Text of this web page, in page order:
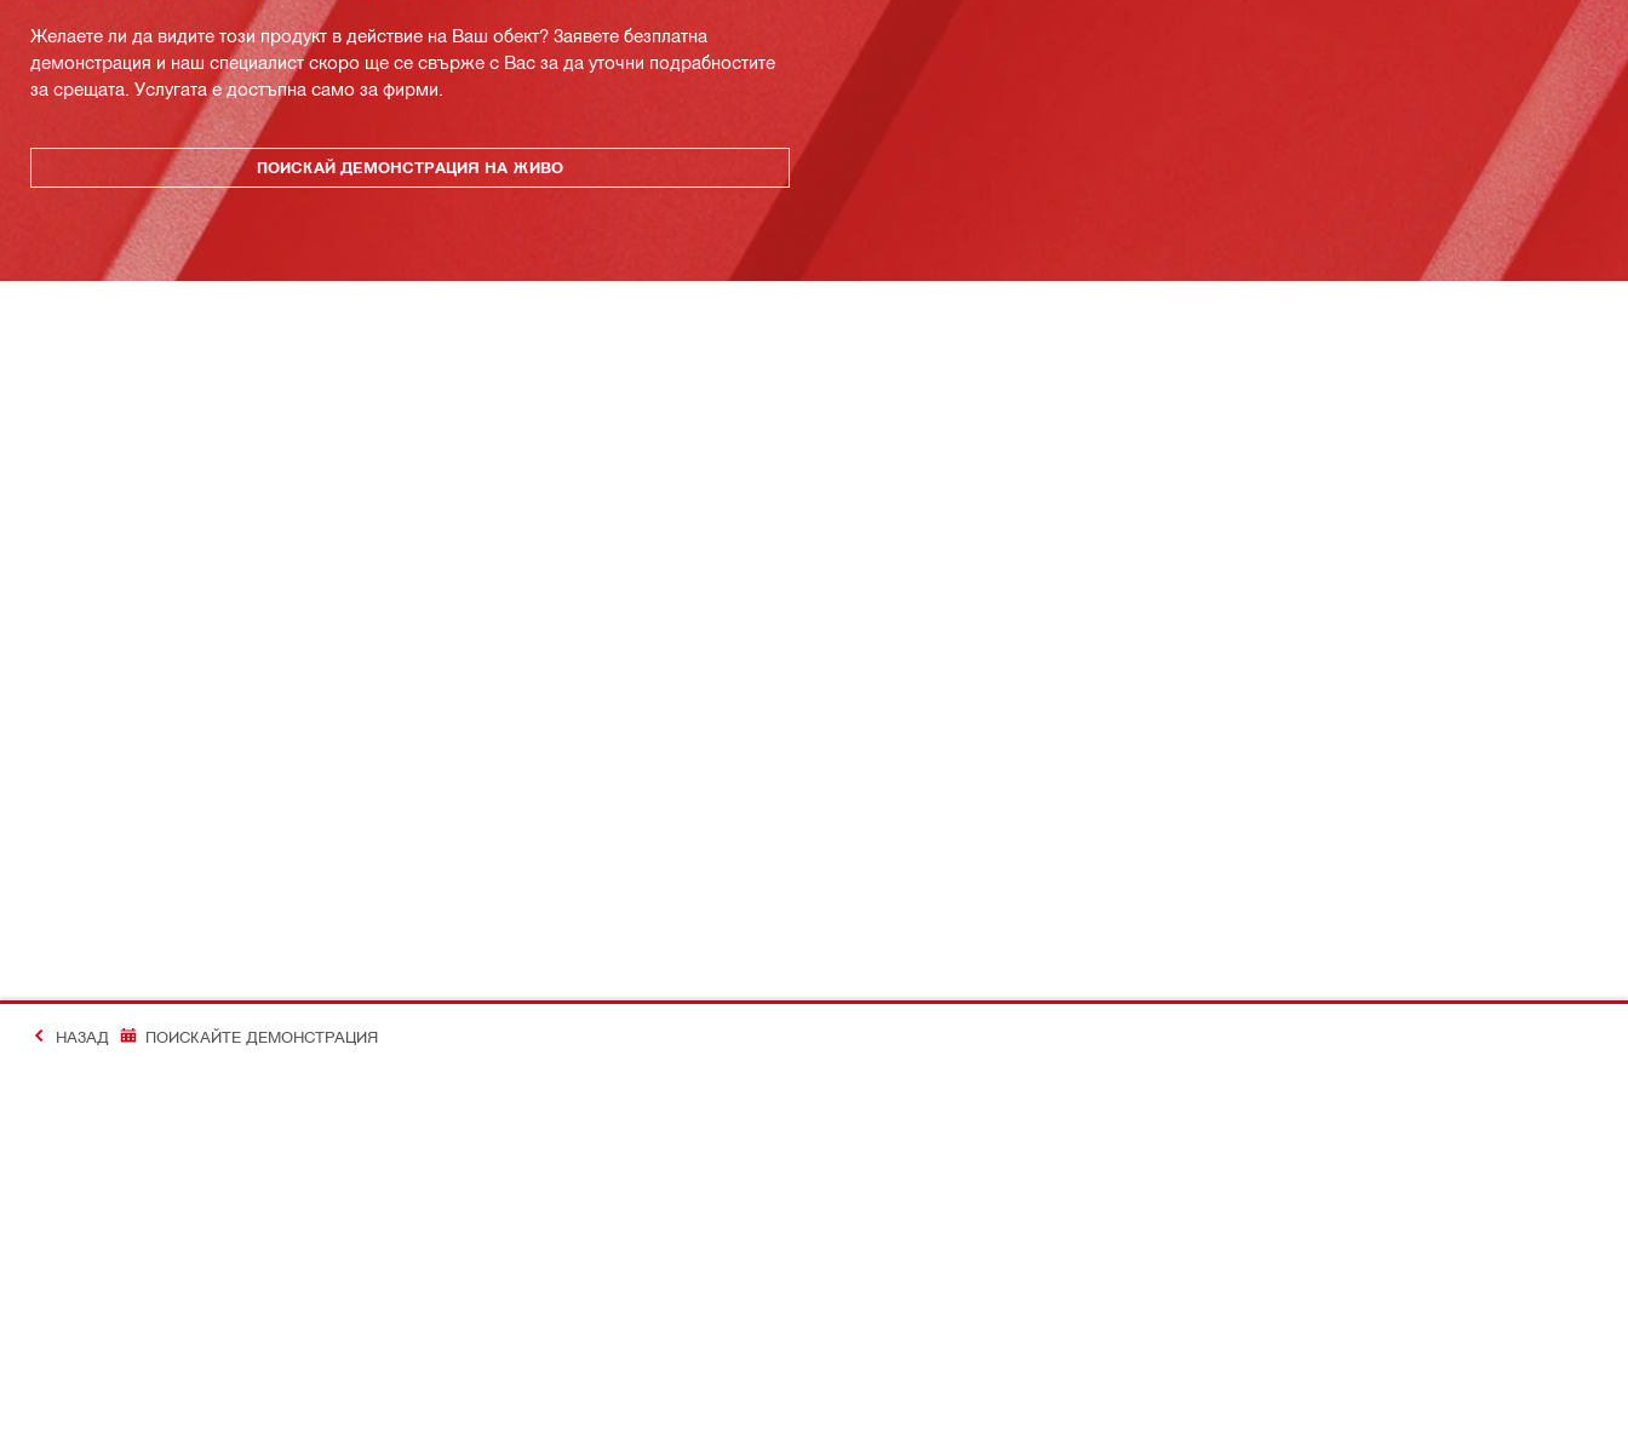
Желаете ли да видите този продукт в действие на Ваш обект? Заявете безплатна
демонстрация и наш специалист скоро ще се свърже с Вас за да уточни подрабностите
за срещата. Услугата е достъпна само за фирми.
ПОИСКАЙ ДЕМОНСТРАЦИЯ НА ЖИВО
НАЗАД ПОИСКАЙТЕ ДЕМОНСТРАЦИЯ